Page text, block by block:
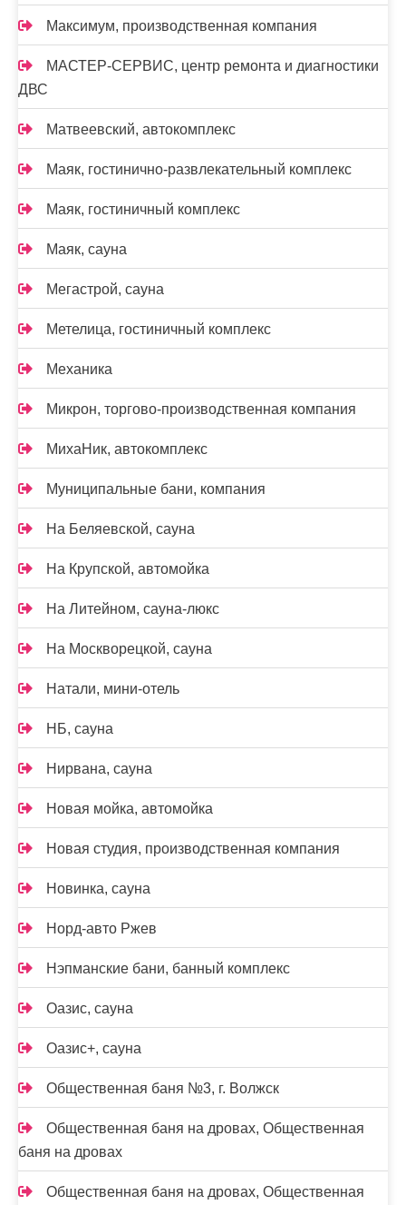
Максимум, производственная компания
МАСТЕР-СЕРВИС, центр ремонта и диагностики
ДВС
Матвеевский, автокомплекс
Маяк, гостинично-развлекательный комплекс
Маяк, гостиничный комплекс
Маяк, сауна
Мегастрой, сауна
Метелица, гостиничный комплекс
Механика
Микрон, торгово-производственная компания
МихаНик, автокомплекс
Муниципальные бани, компания
На Беляевской, сауна
На Крупской, автомойка
На Литейном, сауна-люкс
На Москворецкой, сауна
Натали, мини-отель
НБ, сауна
Нирвана, сауна
Новая мойка, автомойка
Новая студия, производственная компания
Новинка, сауна
Норд-авто Ржев
Нэпманские бани, банный комплекс
Оазис, сауна
Оазис+, сауна
Общественная баня №3, г. Волжск
Общественная баня на дровах, Общественная
баня на дровах
Общественная баня на дровах, Общественная